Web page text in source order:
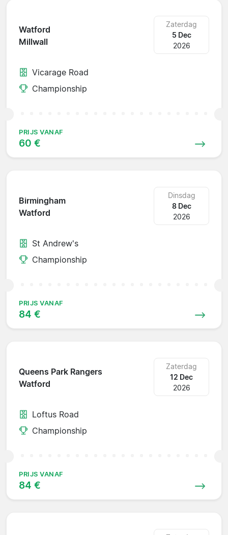
Watford
Millwall
Zaterdag
5 Dec
2026
Vicarage Road
Championship
PRIJS VANAF
60 €
Birmingham
Watford
Dinsdag
8 Dec
2026
St Andrew's
Championship
PRIJS VANAF
84 €
Queens Park Rangers
Watford
Zaterdag
12 Dec
2026
Loftus Road
Championship
PRIJS VANAF
84 €